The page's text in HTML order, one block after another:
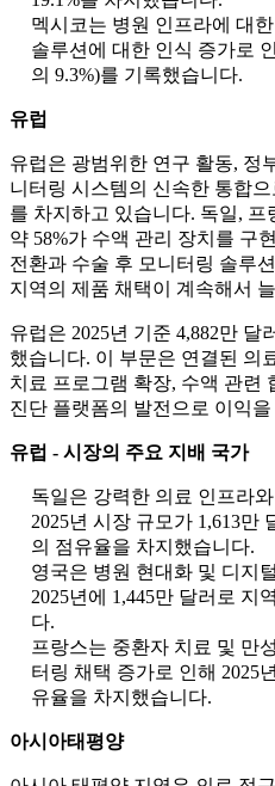
멕시코는 병원 인프라에 대
솔루션에 대한 인식 증가로
의 9.3%)를 기록했습니다.
유럽
유럽은 광범위한 연구 활동, 정
니터링 시스템의 신속한 통합
를 차지하고 있습니다. 독일,
약 58%가 수액 관리 장치를 구
전환과 수술 후 모니터링 솔루
지역의 제품 채택이 계속해서
유럽은 2025년 기준 4,882만 달
했습니다. 이 부문은 연결된 의
치료 프로그램 확장, 수액 관련
진단 플랫폼의 발전으로 이익
유럽 ​​- 시장의 주요 지배 국가
독일은 강력한 의료 인프라
2025년 시장 규모가 1,613만
의 점유율을 차지했습니다.
영국은 병원 현대화 및 디지
2025년에 1,445만 달러로 지
다.
프랑스는 중환자 치료 및 만
터링 채택 증가로 인해 2025
유율을 차지했습니다.
아시아태평양